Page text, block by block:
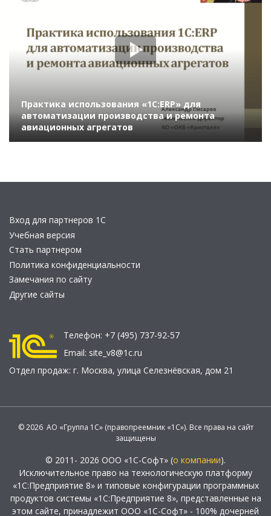
Практика использования «1С:ERP» для
автоматизации производства и ремонта
авиационных агрегатов
Вход для партнеров 1С
Учебная версия
Стать партнером
Политика конфиденциальности
Замечания по сайту
Другие сайты
Телефон: +7 (495) 737-92-57
Email: site_v8@1c.ru
Отдел продаж: г. Москва, улица Селезнёвская, дом 21
© 2026 АО «Группа 1С» (правопреемник «1С»). Все права на сайт
защищены
© 2011- 2026 ООО «1С-Софт» (о компании).
Исключительное право на технологическую платформу
«1С:Предприятие 8» и типовые конфигурации программных
продуктов системы «1С:Предприятие 8», представленные на
этом сайте, принадлежит ООО «1С-Софт» - 100% дочерней